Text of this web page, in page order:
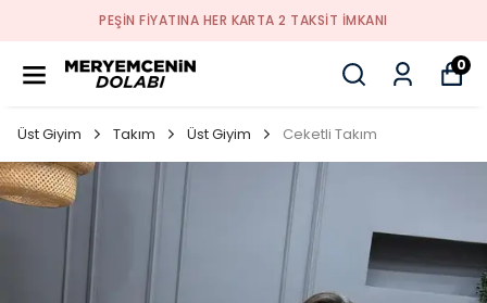
PEŞİN FİYATINA HER KARTA 2 TAKSİT İMKANI
0
Üst Giyim Takım Üst Giyim Ceketli Takım